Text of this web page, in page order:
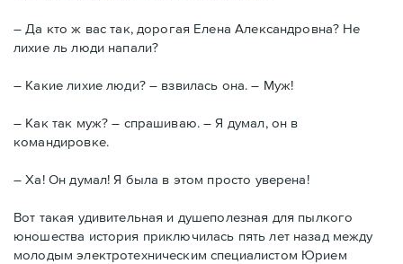
– Да кто ж вас так, дорогая Елена Александровна? Не
лихие ль люди напали?
– Какие лихие люди? – взвилась она. – Муж!
– Как так муж? – спрашиваю. – Я думал, он в
командировке.
– Ха! Он думал! Я была в этом просто уверена!
Вот такая удивительная и душеполезная для пылкого
юношества история приключилась пять лет назад между
молодым электротехническим специалистом Юрием